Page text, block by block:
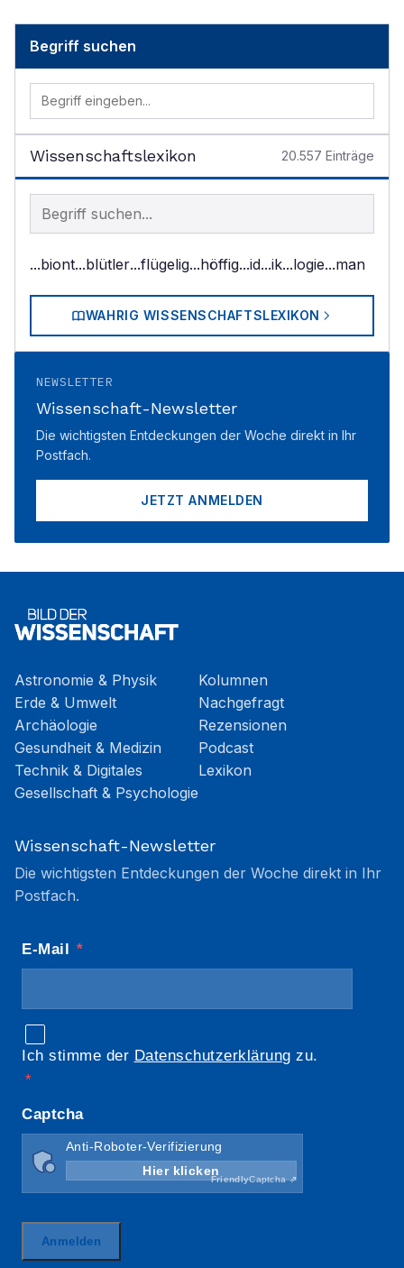
Begriff suchen
Wissenschaftslexikon 20.557 Einträge
Begriff im Lexikon suchen
...biont...blütler...flügelig...höffig...id...ik...logie...man
WAHRIG WISSENSCHAFTSLEXIKON
NEWSLETTER
Wissenschaft-Newsletter
Die wichtigsten Entdeckungen der Woche direkt in Ihr
Postfach.
JETZT ANMELDEN
Astronomie & Physik
Erde & Umwelt
Archäologie
Gesundheit & Medizin
Technik & Digitales
Gesellschaft & Psychologie
Kolumnen
Nachgefragt
Rezensionen
Podcast
Lexikon
Wissenschaft-Newsletter
Die wichtigsten Entdeckungen der Woche direkt in Ihr
Postfach.